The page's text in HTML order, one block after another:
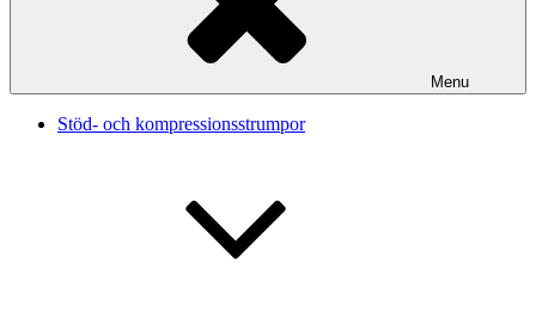
Menu
Stöd- och kompressionsstrumpor